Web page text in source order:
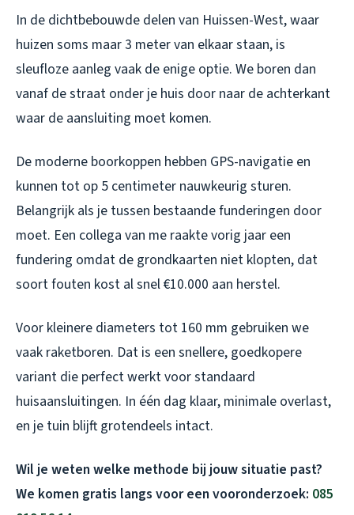
In de dichtbebouwde delen van Huissen-West, waar
huizen soms maar 3 meter van elkaar staan, is
sleufloze aanleg vaak de enige optie. We boren dan
vanaf de straat onder je huis door naar de achterkant
waar de aansluiting moet komen.
De moderne boorkoppen hebben GPS-navigatie en
kunnen tot op 5 centimeter nauwkeurig sturen.
Belangrijk als je tussen bestaande funderingen door
moet. Een collega van me raakte vorig jaar een
fundering omdat de grondkaarten niet klopten, dat
soort fouten kost al snel €10.000 aan herstel.
Voor kleinere diameters tot 160 mm gebruiken we
vaak raketboren. Dat is een snellere, goedkopere
variant die perfect werkt voor standaard
huisaansluitingen. In één dag klaar, minimale overlast,
en je tuin blijft grotendeels intact.
Wil je weten welke methode bij jouw situatie past?
We komen gratis langs voor een vooronderzoek: 085